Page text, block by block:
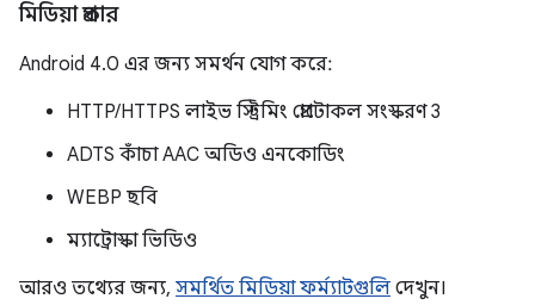
মিডিয়া প্রকার
Android 4.0 এর জন্য সমর্থন যোগ করে:
HTTP/HTTPS লাইভ স্ট্রিমিং প্রোটোকল সংস্করণ 3
ADTS কাঁচা AAC অডিও এনকোডিং
WEBP ছবি
ম্যাট্রোস্কা ভিডিও
আরও তথ্যের জন্য, সমর্থিত মিডিয়া ফর্ম্যাটগুলি দেখুন।